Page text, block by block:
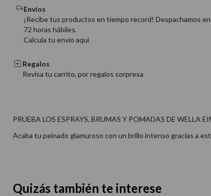
Envíos
¡Recibe tus productos en tiempo record! Despachamos
72 horas hábiles.
Calcula tu envio aquí
Regalos
Revisa tu carrito, por regalos sorpresa
PRUEBA LOS ESPRAYS, BRUMAS Y POMADAS DE WELLA
Acaba tu peinado glamuroso con un brillo intenso gracias a
Quizás también te interese